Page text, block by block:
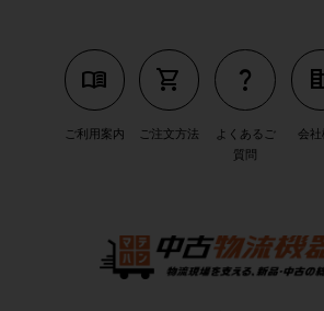
menu_book
ご利用案内
shopping_cart
ご注文方法
question_mark
よくあるご
質問
会社